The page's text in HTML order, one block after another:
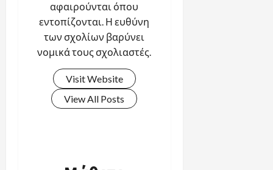
αφαιρούνται όπου
εντοπίζονται. Η ευθύνη
των σχολίων βαρύνει
νομικά τους σχολιαστές.
Visit Website
View All Posts